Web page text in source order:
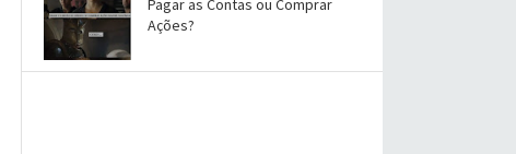
Pagar as Contas ou Comprar
Ações?